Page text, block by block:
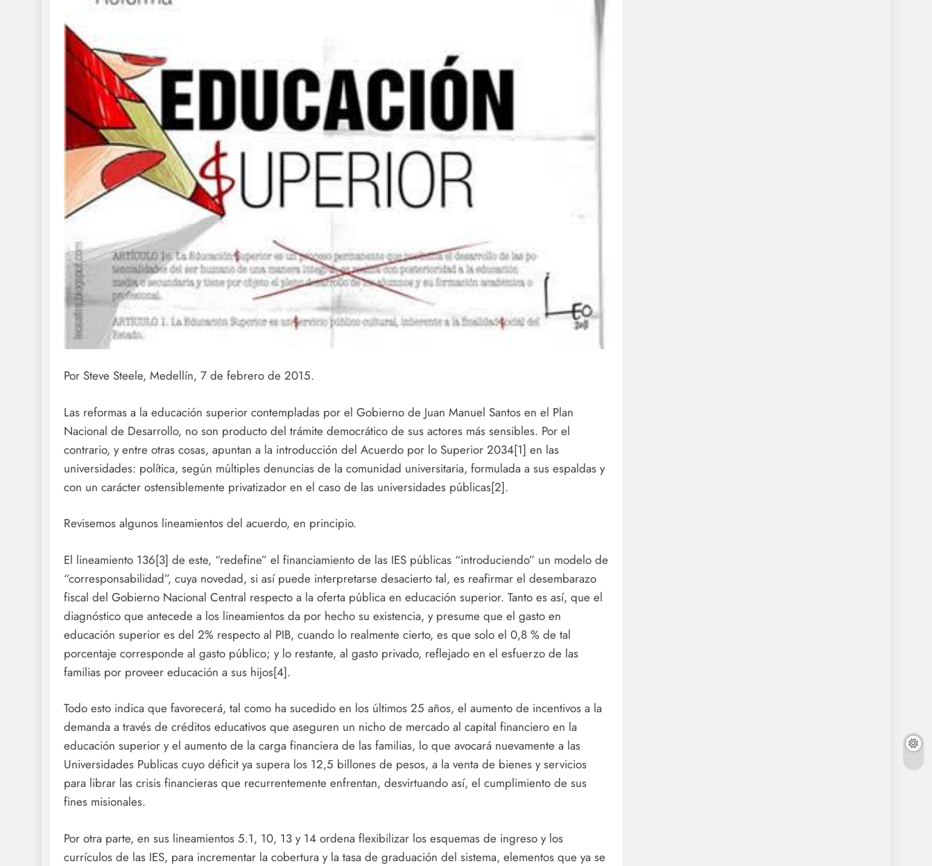
Por Steve Steele, Medellín, 7 de febrero de 2015.
Las reformas a la educación superior contempladas por el Gobierno de Juan Manuel Santos en el Plan
Nacional de Desarrollo, no son producto del trámite democrático de sus actores más sensibles. Por el
contrario, y entre otras cosas, apuntan a la introducción del Acuerdo por lo Superior 2034[1] en las
universidades: política, según múltiples denuncias de la comunidad universitaria, formulada a sus espaldas y
con un carácter ostensiblemente privatizador en el caso de las universidades públicas[2].
Revisemos algunos lineamientos del acuerdo, en principio.
El lineamiento 136[3] de este, “redefine” el financiamiento de las IES públicas “introduciendo” un modelo de
“corresponsabilidad”, cuya novedad, si así puede interpretarse desacierto tal, es reafirmar el desembarazo
fiscal del Gobierno Nacional Central respecto a la oferta pública en educación superior. Tanto es así, que el
diagnóstico que antecede a los lineamientos da por hecho su existencia, y presume que el gasto en
educación superior es del 2% respecto al PIB, cuando lo realmente cierto, es que solo el 0,8 % de tal
porcentaje corresponde al gasto público; y lo restante, al gasto privado, reflejado en el esfuerzo de las
familias por proveer educación a sus hijos[4].
Todo esto indica que favorecerá, tal como ha sucedido en los últimos 25 años, el aumento de incentivos a la
demanda a través de créditos educativos que aseguren un nicho de mercado al capital financiero en la
educación superior y el aumento de la carga financiera de las familias, lo que avocará nuevamente a las
Universidades Publicas cuyo déficit ya supera los 12,5 billones de pesos, a la venta de bienes y servicios
para librar las crisis financieras que recurrentemente enfrentan, desvirtuando así, el cumplimiento de sus
fines misionales.
Por otra parte, en sus lineamientos 5.1, 10, 13 y 14 ordena flexibilizar los esquemas de ingreso y los
currículos de las IES, para incrementar la cobertura y la tasa de graduación del sistema, elementos que ya se